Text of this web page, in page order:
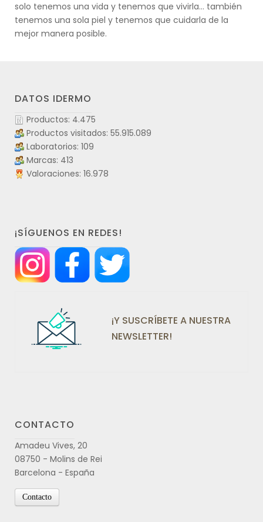
solo tenemos una vida y tenemos que vivirla… también
tenemos una sola piel y tenemos que cuidarla de la
mejor manera posible.
DATOS IDERMO
Productos: 4.475
Productos visitados: 55.915.089
Laboratorios: 109
Marcas: 413
Valoraciones: 16.978
¡SÍGUENOS EN REDES!
¡Y SUSCRÍBETE A NUESTRA
NEWSLETTER!
CONTACTO
Amadeu Vives, 20
08750 - Molins de Rei
Barcelona - España
Contacto